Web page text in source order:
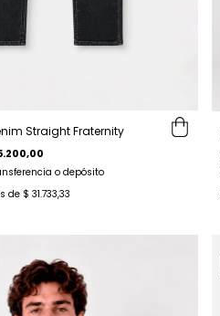
Straight Fraternity
o depósito
de $ 31.733,33